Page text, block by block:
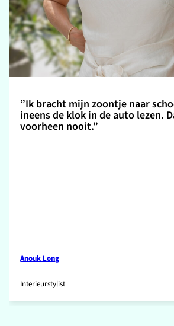
”Ik bracht mijn zoontje naar
ineens de klok in de auto lezen.
voorheen nooit.”
Anouk Long
Interieurstylist